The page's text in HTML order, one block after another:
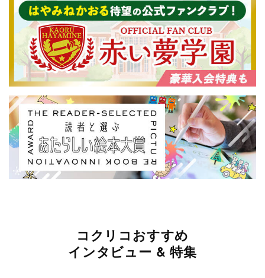
コクリコおすすめ
インタビュー & 特集